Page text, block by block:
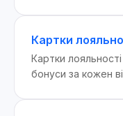
Картки
Картки
бонуси за кожен